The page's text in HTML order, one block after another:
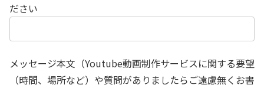
ださい
メッセージ本文（Youtube動画制作サービスに関する要望
（時間、場所など）や質問がありましたらご遠慮無くお書